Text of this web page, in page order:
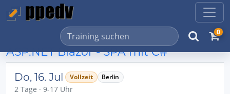
0
ASP.NET Blazor - SPA mit C#
Do, 16. Jul Vollzeit Berlin
2 Tage · 9-17 Uhr